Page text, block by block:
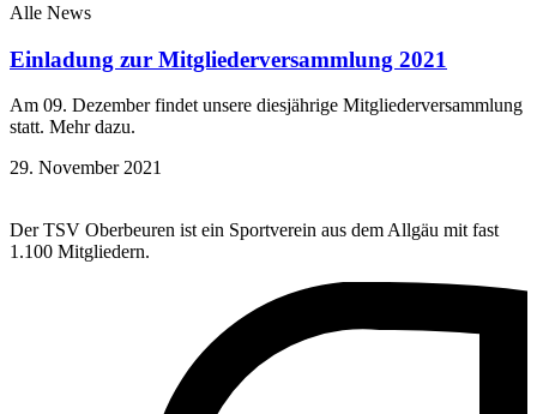
Alle News
Einladung zur Mitgliederversammlung 2021
Am 09. Dezember findet unsere diesjährige Mitgliederversammlung
statt. Mehr dazu.
29. November 2021
Der TSV Oberbeuren ist ein Sportverein aus dem Allgäu mit fast
1.100 Mitgliedern.